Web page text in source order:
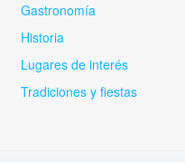
Gastronomía
Historia
Lugares de interés
Tradiciones y fiestas